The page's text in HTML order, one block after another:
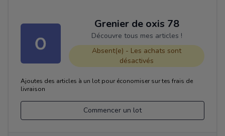
Grenier de oxis 78
Découvre tous mes articles !
Absent(e) - Les achats sont
désactivés
Ajoutes des articles à un lot pour économiser sur tes frais de
livraison
Commencer un lot